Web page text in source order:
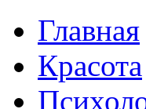
Главная
Красота